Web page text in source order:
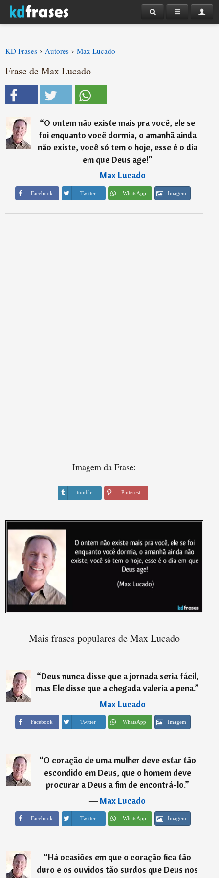
KD Frases › Autores › Max Lucado
Frase de Max Lucado
“O ontem não existe mais pra você, ele se
foi enquanto você dormia, o amanhã ainda
não existe, você só tem o hoje, esse é o dia
em que Deus age!”
―Max Lucado
Facebook Twitter WhatsApp Imagem
Imagem da Frase:
tumblr Pinterest
Mais frases populares de Max Lucado
“Deus nunca disse que a jornada seria fácil,
mas Ele disse que a chegada valeria a pena.”
―Max Lucado
Facebook Twitter WhatsApp Imagem
“O coração de uma mulher deve estar tão
escondido em Deus, que o homem deve
procurar a Deus a fim de encontrá-lo.”
―Max Lucado
Facebook Twitter WhatsApp Imagem
“Há ocasiões em que o coração fica tão
duro e os ouvidos tão surdos que Deus nos